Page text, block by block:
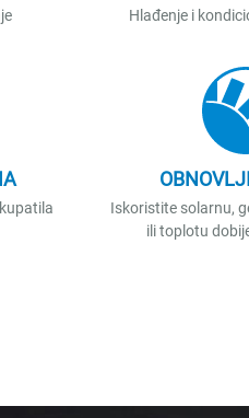
Hlađenje i
Iskoristite solarnu,
ili toplotu